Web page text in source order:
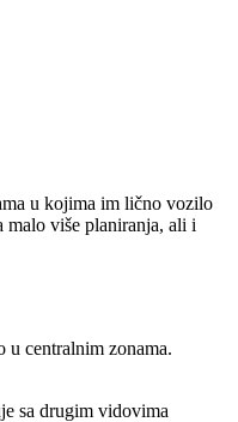
u kojima im lično vozilo
malo više planiranja, ali i
centralnim zonama.
sa drugim vidovima